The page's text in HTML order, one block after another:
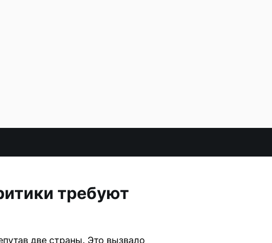
требуют
две страны. Это вызвало